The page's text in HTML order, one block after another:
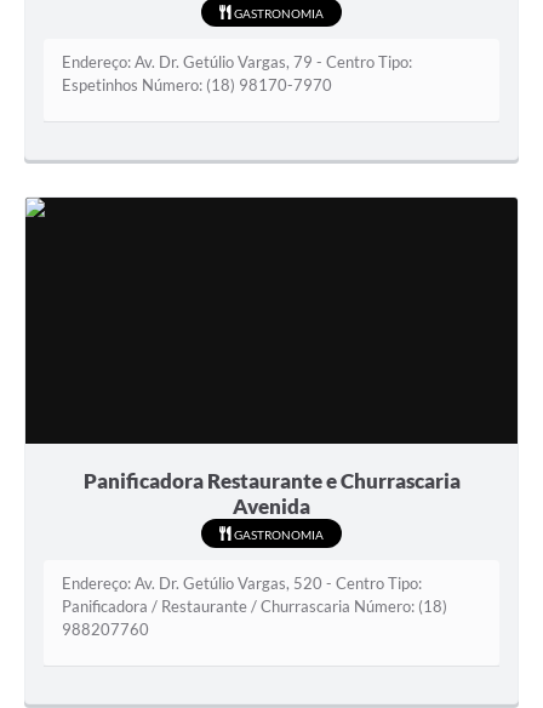
GASTRONOMIA
Endereço: Av. Dr. Getúlio Vargas, 79 - Centro Tipo:
Espetinhos Número: (18) 98170-7970
Panificadora Restaurante e Churrascaria
Avenida
GASTRONOMIA
Endereço: Av. Dr. Getúlio Vargas, 520 - Centro Tipo:
Panificadora / Restaurante / Churrascaria Número: (18)
988207760